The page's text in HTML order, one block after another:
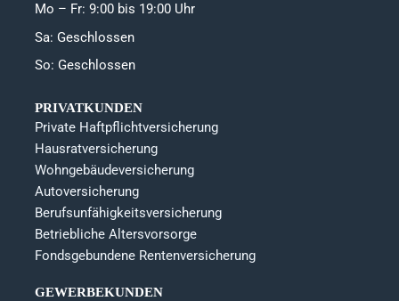
Mo – Fr: 9:00 bis 19:00 Uhr
Sa: Geschlossen
So: Geschlossen
PRIVATKUNDEN
Private Haftpflichtversicherung
Hausratversicherung
Wohngebäudeversicherung
Autoversicherung
Berufsunfähigkeitsversicherung
Betriebliche Altersvorsorge
Fondsgebundene Rentenversicherung
GEWERBEKUNDEN